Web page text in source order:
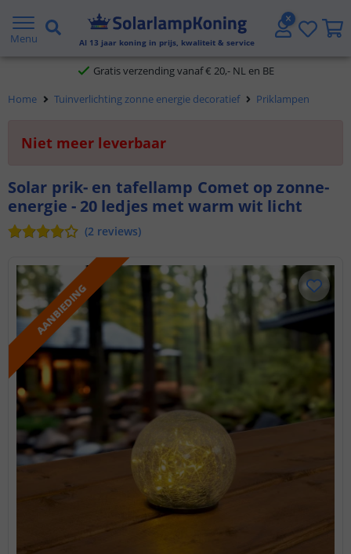
Menu Al 13 jaar koning in prijs, kwaliteit & service
2 jaar garantie
Gratis verzending vanaf € 20,- NL en BE
Klantbeoordeling 9.1
Voor 23:45 uur besteld,
Home Tuinverlichting zonne energie decoratief Priklampen
Niet meer leverbaar
Solar prik- en tafellamp Comet op zonne-
energie - 20 ledjes met warm wit licht
(2 reviews)
AANBIEDING